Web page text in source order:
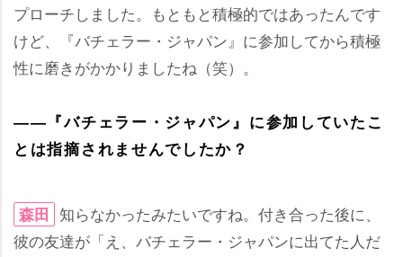
プローチしました。もともと積極的ではあったんです
けど、『バチェラー・ジャパン』に参加してから積極
性に磨きがかかりましたね（笑）。
――『バチェラー・ジャパン』に参加していたこ
とは指摘されませんでしたか？
森田 知らなかったみたいですね。付き合った後に、
彼の友達が「え、バチェラー・ジャパンに出てた人だ